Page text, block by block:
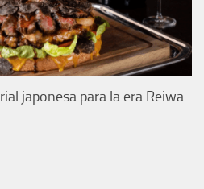
japonesa para la era Reiwa